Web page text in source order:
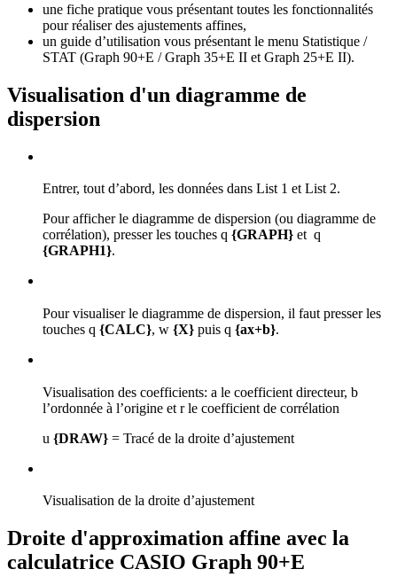
une fiche pratique vous présentant toutes les fonctionnalités
pour réaliser des ajustements affines,
un guide d’utilisation vous présentant le menu Statistique /
STAT (Graph 90+E / Graph 35+E II et Graph 25+E II).
Visualisation d'un diagramme de
dispersion
Entrer, tout d’abord, les données dans List 1 et List 2.
Pour afficher le diagramme de dispersion (ou diagramme de
corrélation), presser les touches q {GRAPH} et q
{GRAPH1}.
Pour visualiser le diagramme de dispersion, il faut presser les
touches q {CALC}, w {X} puis q {ax+b}.
Visualisation des coefficients: a le coefficient directeur, b
l’ordonnée à l’origine et r le coefficient de corrélation
u {DRAW} = Tracé de la droite d’ajustement
Visualisation de la droite d’ajustement
Droite d'approximation affine avec la
calculatrice CASIO Graph 90+E